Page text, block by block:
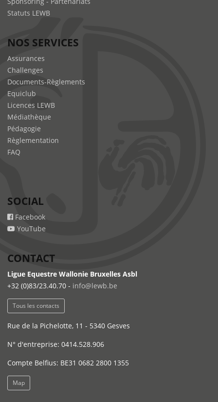
Statuts LEWB
NOS SERVICES
Assurances
Challenges
Documents-Règlements
Equiclub
Licences LEWB
Médiathèque
Pédagogie
Règlementation
FAQ
SOCIAL
Facebook
YouTube
CONTACT
Ligue Equestre Wallonie Bruxelles Asbl
+32 (0)83/23.40.70 - info@lewb.be
Tous les contacts
Rue de la Pichelotte, 11 - 5340 Gesves
N° d'entreprise: 0414.528.906
Compte Belfius: BE31 0682 2800 1355
Map